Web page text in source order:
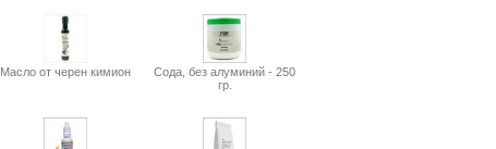
Масло от черен кимион
Сода, без алуминий - 250
гр.